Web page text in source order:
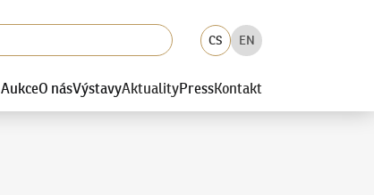
CS EN
AukceO násVýstavyAktualityPressKontakt